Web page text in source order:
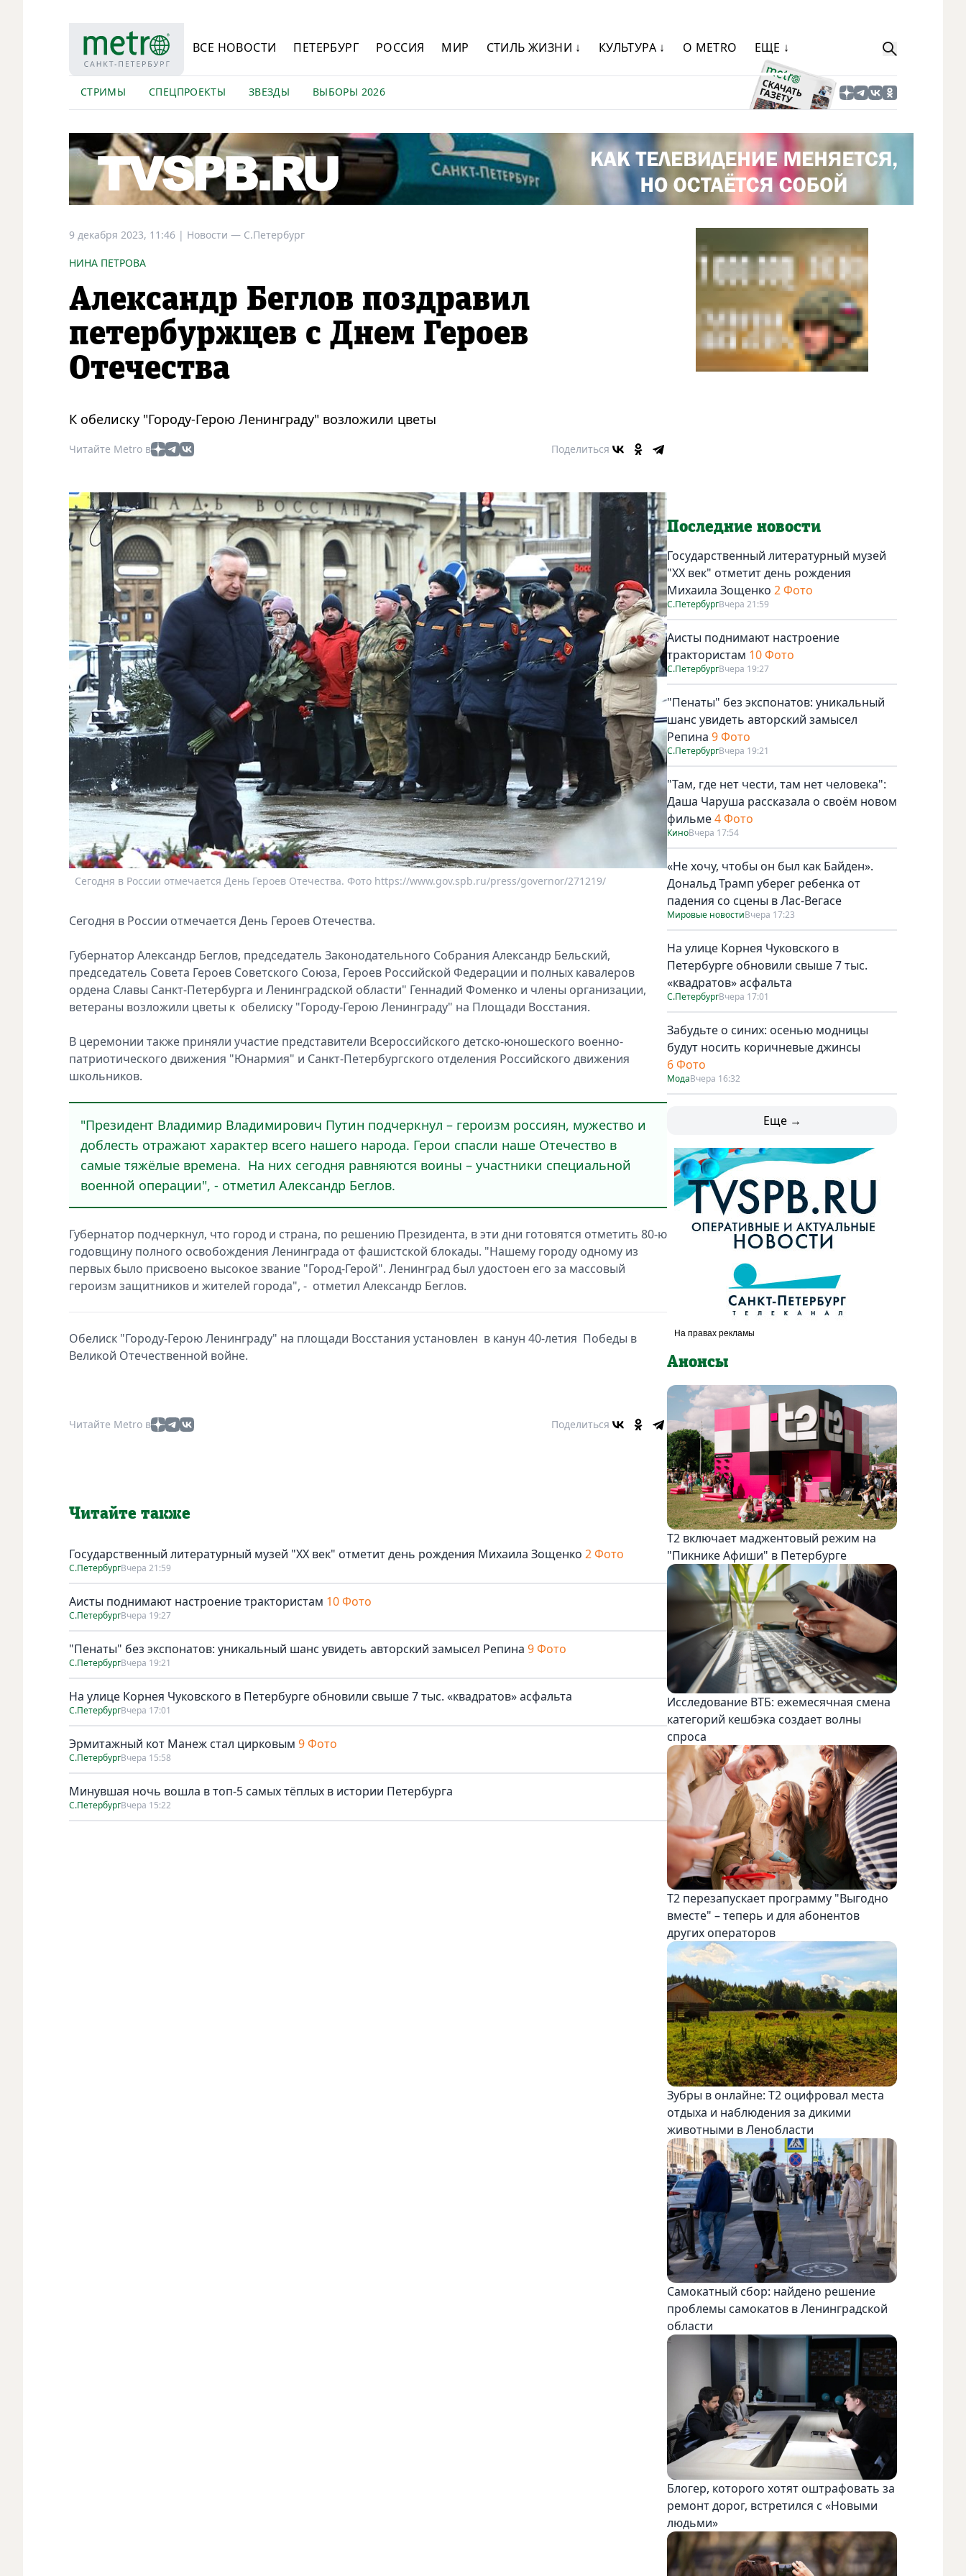
ВСЕ НОВОСТИ ПЕТЕРБУРГ РОССИЯ МИР СТИЛЬ ЖИЗНИ ↓ КУЛЬТУРА ↓ О METRO ЕЩЕ ↓
СТРИМЫ СПЕЦПРОЕКТЫ ЗВЕЗДЫ ВЫБОРЫ 2026
9 декабря 2023, 11:46 | Новости — С.Петербург
НИНА ПЕТРОВА
Александр Беглов поздравил
петербуржцев с Днем Героев
Отечества
К обелиску "Городу-Герою Ленинграду" возложили цветы
Читайте Metro в Поделиться
Сегодня в России отмечается День Героев Отечества. Фото https://www.gov.spb.ru/press/governor/271219/
Сегодня в России отмечается День Героев Отечества.
Губернатор Александр Беглов, председатель Законодательного Собрания Александр Бельский,
председатель Совета Героев Советского Союза, Героев Российской Федерации и полных кавалеров
ордена Славы Санкт-Петербурга и Ленинградской области" Геннадий Фоменко и члены организации,
ветераны возложили цветы к обелиску "Городу-Герою Ленинграду" на Площади Восстания.
В церемонии также приняли участие представители Всероссийского детско-юношеского военно-
патриотического движения "Юнармия" и Санкт-Петербургского отделения Российского движения
школьников.
"Президент Владимир Владимирович Путин подчеркнул – героизм россиян, мужество и
доблесть отражают характер всего нашего народа. Герои спасли наше Отечество в
самые тяжёлые времена. На них сегодня равняются воины – участники специальной
военной операции", - отметил Александр Беглов.
Губернатор подчеркнул, что город и страна, по решению Президента, в эти дни готовятся отметить 80-ю
годовщину полного освобождения Ленинграда от фашистской блокады. "Нашему городу одному из
первых было присвоено высокое звание "Город-Герой". Ленинград был удостоен его за массовый
героизм защитников и жителей города", - отметил Александр Беглов.
Обелиск "Городу-Герою Ленинграду" на площади Восстания установлен в канун 40-летия Победы в
Великой Отечественной войне.
Читайте Metro в Поделиться
Читайте также
Государственный литературный музей "ХХ век" отметит день рождения Михаила Зощенко 2 Фото
С.ПетербургВчера 21:59
Аисты поднимают настроение трактористам 10 Фото
С.ПетербургВчера 19:27
"Пенаты" без экспонатов: уникальный шанс увидеть авторский замысел Репина 9 Фото
С.ПетербургВчера 19:21
На улице Корнея Чуковского в Петербурге обновили свыше 7 тыс. «квадратов» асфальта
С.ПетербургВчера 17:01
Эрмитажный кот Манеж стал цирковым 9 Фото
С.ПетербургВчера 15:58
Минувшая ночь вошла в топ-5 самых тёплых в истории Петербурга
С.ПетербургВчера 15:22
Последние новости
Государственный литературный музей
"ХХ век" отметит день рождения
Михаила Зощенко 2 Фото
С.ПетербургВчера 21:59
Аисты поднимают настроение
трактористам 10 Фото
С.ПетербургВчера 19:27
"Пенаты" без экспонатов: уникальный
шанс увидеть авторский замысел
Репина 9 Фото
С.ПетербургВчера 19:21
"Там, где нет чести, там нет человека":
Даша Чаруша рассказала о своём новом
фильме4 Фото
КиноВчера 17:54
«Не хочу, чтобы он был как Байден».
Дональд Трамп уберег ребенка от
падения со сцены в Лас-Вегасе
Мировые новостиВчера 17:23
На улице Корнея Чуковского в
Петербурге обновили свыше 7 тыс.
«квадратов» асфальта
С.ПетербургВчера 17:01
Забудьте о синих: осенью модницы
будут носить коричневые джинсы
6 Фото
МодаВчера 16:32
Еще →
Анонсы
Т2 включает маджентовый режим на
"Пикнике Афиши" в Петербурге
Исследование ВТБ: ежемесячная смена
категорий кешбэка создает волны
спроса
Т2 перезапускает программу "Выгодно
вместе" – теперь и для абонентов
других операторов
Зубры в онлайне: Т2 оцифровал места
отдыха и наблюдения за дикими
животными в Ленобласти
Самокатный сбор: найдено решение
проблемы самокатов в Ленинградской
области
Блогер, которого хотят оштрафовать за
ремонт дорог, встретился с «Новыми
людьми»